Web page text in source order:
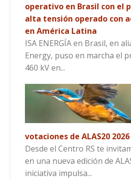
operativo en Brasil con el
alta tensión operado con
en América Latina
ISA ENERGÍA en Brasil, en
Energy, puso en marcha el
460 kV en...
votaciones de ALAS20 2026
Desde el Centro RS te
en una nueva edición de
iniciativa impulsa...